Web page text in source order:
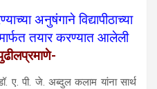
अनुषंगाने विद्यापीठाच्या
तयार करण्यात आलेली
ए. पी. जे. अब्दुल कलाम यांना सार्थ